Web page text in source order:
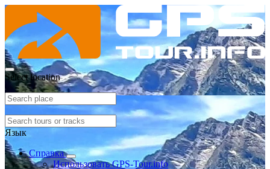
Select location
Язык
Справка
Использовать GPS-Tour.info